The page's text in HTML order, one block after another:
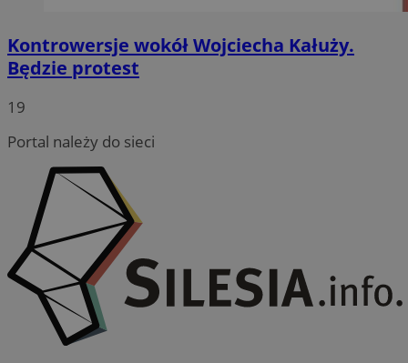
Kontrowersje wokół Wojciecha Kałuży.
Będzie protest
19
Portal należy do sieci